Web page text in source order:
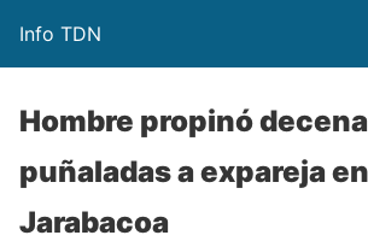
Info TDN
Hombre propinó
puñaladas a expareja en
Jarabacoa